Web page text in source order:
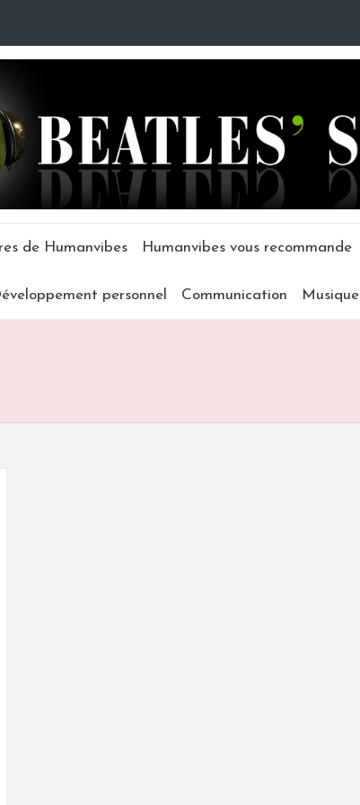
de Humanvibes Humanvibes vous recommande
personnel Communication Musique